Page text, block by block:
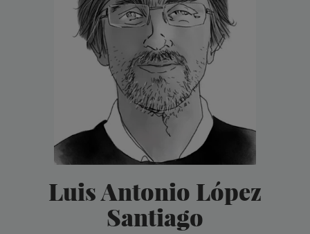
Luis Antonio López
Santiago